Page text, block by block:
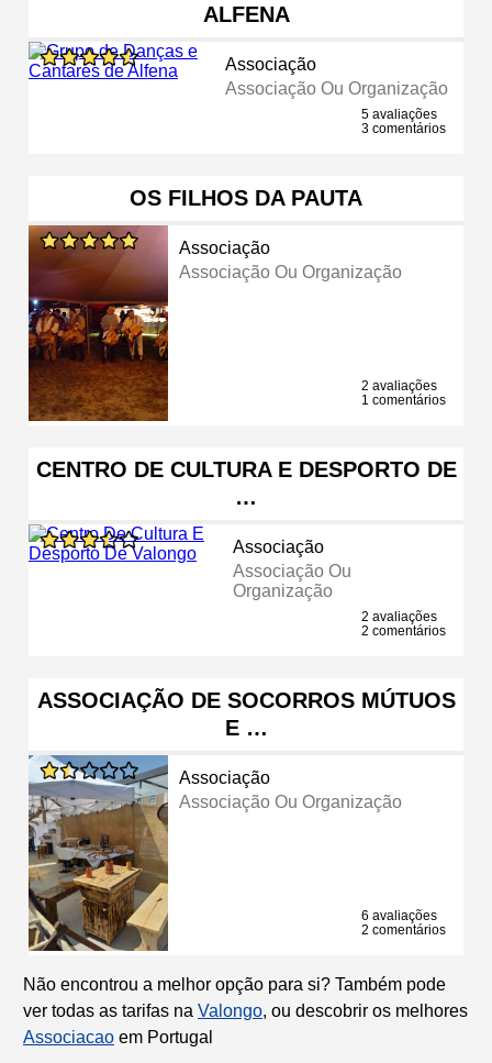
ALFENA
Associação
Associação Ou Organização
5 avaliações
3 comentários
OS FILHOS DA PAUTA
Associação
Associação Ou Organização
2 avaliações
1 comentários
CENTRO DE CULTURA E DESPORTO DE
…
Associação
Associação Ou
Organização
2 avaliações
2 comentários
ASSOCIAÇÃO DE SOCORROS MÚTUOS
E …
Associação
Associação Ou Organização
6 avaliações
2 comentários
Não encontrou a melhor opção para si? Também pode
ver todas as tarifas na Valongo, ou descobrir os melhores
Associacao em Portugal